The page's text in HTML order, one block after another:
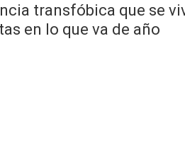
transfóbica que se
en lo que va de año